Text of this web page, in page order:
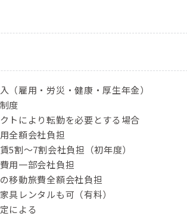
（雇用・労災・健康・厚生年金）
度
トにより転勤を必要とする場合
全額会社負担
5割～7割会社負担（初年度）
用一部会社負担
移動旅費全額会社負担
具レンタルも可（有料）
による